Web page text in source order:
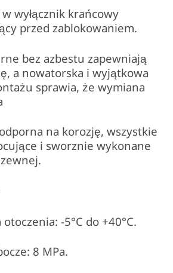
wyłącznik krańcowy
przed zablokowaniem.
bez azbestu zapewniają
a nowatorska i wyjątkowa
sprawia, że wymiana
na korozję, wszystkie
i sworznie wykonane
-5°C do +40°C.
8 MPa.